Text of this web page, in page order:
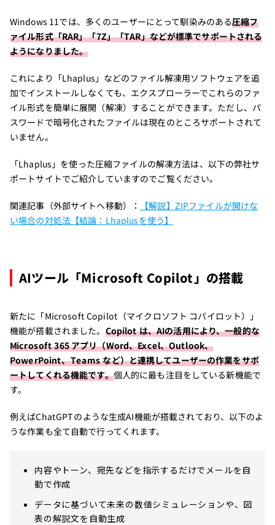
Windows 11では、多くのユーザーにとって馴染みのある圧縮フ
ァイル形式「RAR」「7Z」「TAR」などが標準でサポートされる
ようになりました。
これにより「Lhaplus」などのファイル解凍用ソフトウェアを追
加でインストールしなくても、エクスプローラーでこれらのファ
イル形式を簡単に展開（解凍）することができます。ただし、パ
スワードで暗号化されたファイルは現在のところサポートされて
いません。
「Lhaplus」を使った圧縮ファイルの解凍方法は、以下の弊社サ
ポートサイトでご紹介していますのでご覧ください。
関連記事（外部サイトへ移動）： 【解説】ZIPファイルが開けな
い場合の対処法【結論：Lhaplusを使う】
AIツール「Microsoft Copilot」の搭載
新たに「Microsoft Copilot（マイクロソフト コパイロット）」
機能が搭載されました。 Copilot は、AIの活用により、一般的な
Microsoft 365 アプリ（Word、Excel、Outlook、
PowerPoint、Teams など）と連携してユーザーの作業をサポ
ートしてくれる機能です。個人的に最も注目をしている新機能で
す。
例えばChatGPTのような生成AI機能が搭載されており、以下のよ
うな作業も全て自動で行ってくれます。
内容やトーン、宛先などを指示するだけでメールを自
動で作成
データに基づいて未来の数値シミュレーションや、図
表の解説文を自動生成